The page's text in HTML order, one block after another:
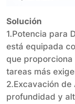
Solución
1.Potencia para
está equipada
que
tareas más
2.Excavación de
profundidad y